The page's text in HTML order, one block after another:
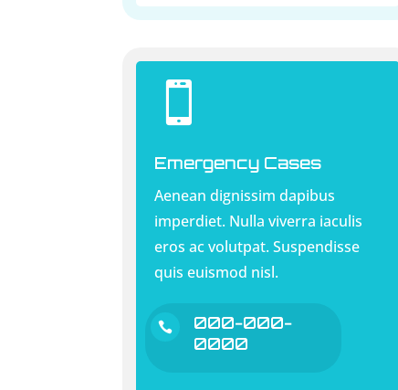

Emergency Cases
Aenean dignissim dapibus
imperdiet. Nulla viverra iaculis
eros ac volutpat. Suspendisse
quis euismod nisl.

000-000-
0000